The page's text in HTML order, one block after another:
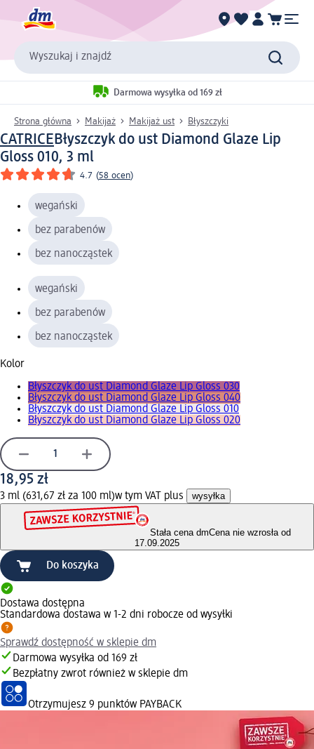
Wyszukaj i znajdź
Darmowa wysyłka od 169 zł
Strona główna Makijaż Makijaż ust Błyszczyki
CATRICEBłyszczyk do ust Diamond Glaze Lip
Gloss 010, 3 ml
4.7 (58 ocen)
wegański
bez parabenów
bez nanocząstek
wegański
bez parabenów
bez nanocząstek
Kolor
Błyszczyk do ust Diamond Glaze Lip Gloss 030
Błyszczyk do ust Diamond Glaze Lip Gloss 040
Błyszczyk do ust Diamond Glaze Lip Gloss 010
Błyszczyk do ust Diamond Glaze Lip Gloss 020
18,95 zł
3 ml (631,67 zł za 100 ml)w tym VAT plus wysyłka
Stała cena dmCena nie wzrosła od
17.09.2025
Do koszyka
Dostawa dostępna
Standardowa dostawa w 1-2 dni robocze od wysyłki
Sprawdź dostępność w sklepie dm
Darmowa wysyłka od 169 zł
Bezpłatny zwrot również w sklepie dm
Otrzymujesz 9 punktów PAYBACK